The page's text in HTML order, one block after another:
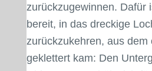
zurückzugewinnen. Dafür
bereit, in das dreckige
zurückzukehren, aus dem
geklettert kam: Den